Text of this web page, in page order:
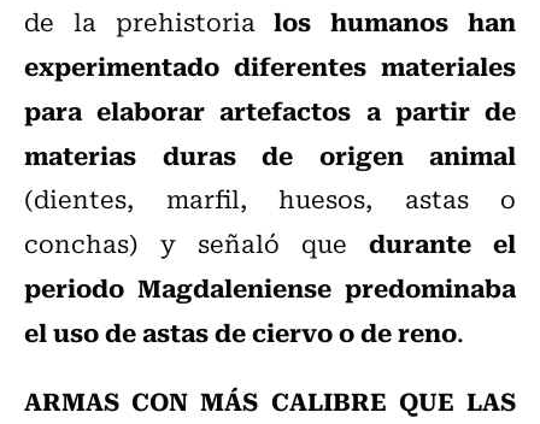
de la prehistorialos humanos han
experimentado diferentes materiales
para elaborar artefactos a partir de
materias duras de origen animal
(dientes, marfil, huesos, astas o
conchas) y señaló que durante el
periodo Magdaleniense predominaba
el uso de astas de ciervo o de reno.
ARMAS CON MÁS CALIBRE QUE LAS